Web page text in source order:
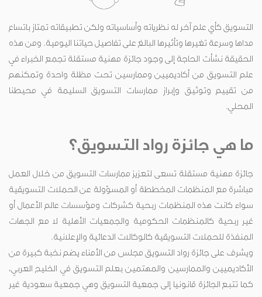
التسويق كأي علم آخر له نظرياته وأساسياته ولكن تطبيقاته تمتاز باتساع
مداها وسرعة تغيرها وتأثيرها البالغ على تفاصيل حياتنا اليومية. ومن هذه
الحقيقة نشأت الحاجة إلى وجود جائزة مهنية مستقلة تجمع الخبراء في
علم التسويق من أكاديميين وممارسين تحت مظلة واحدة وتمكنهم
من تقييم وتوثيق وإبراز ممارسات التسويق السليمة في محيطنا
المحلي.
ما هي جائزة رواد التسويق؟
جائزة مهنية مستقلة تسعى لتعزيز ممارسات التسويق من خلال العمل
مباشرة مع المنظمات المخططة أو المسؤولة عن الحملات التسويقية
سواء كانت هذه المنظمات ربحية كشركات ومؤسسات عالم الأعمال أو
غير ربحية كالمنظمات الحكومية والجمعيات الأهلية لا مع الجهات
المنفذة للحملات التسويقية كالوكالات الدعائية والإعلانية.
ويشرف على جائزة رواد التسويق مجلس من الأمناء يضم نخبة كبيرة من
الأكاديميين والممارسين والمهتمين بعلم التسويق في الخليج العربي،
كما تتبع الجائزة قانونيا إلى جمعية التسويق وهي جمعية سعودية غير